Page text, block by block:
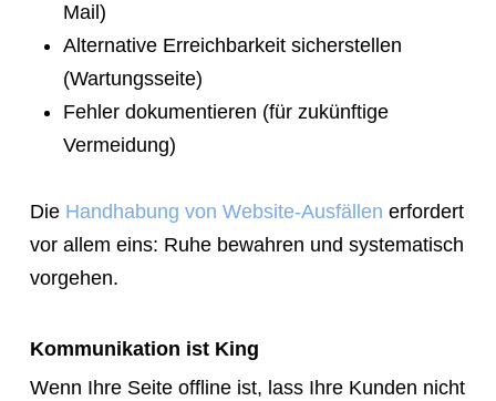
Mail)
Alternative Erreichbarkeit sicherstellen
(Wartungsseite)
Fehler dokumentieren (für zukünftige
Vermeidung)
Die Handhabung von Website-Ausfällen erfordert
vor allem eins: Ruhe bewahren und systematisch
vorgehen.
Kommunikation ist King
Wenn Ihre Seite offline ist, lass Ihre Kunden nicht